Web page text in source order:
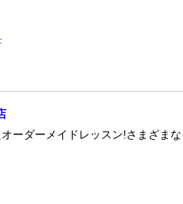
ーダーメイドレッスン!さまざま